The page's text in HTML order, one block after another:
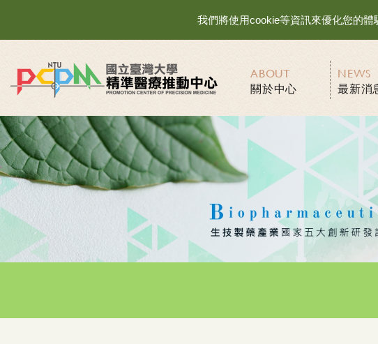
我們將使用cookie等資訊來優化您的
ABOUT
關於中心
NEWS
最新消